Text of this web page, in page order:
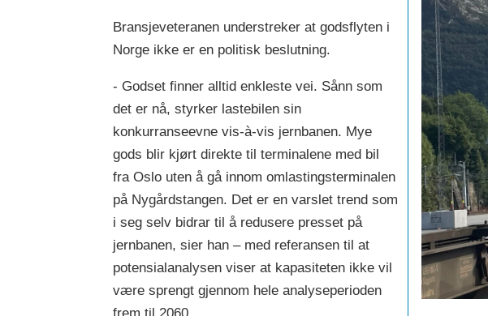
Bransjeveteranen understreker at godsflyten i
Norge ikke er en politisk beslutning.
- Godset finner alltid enkleste vei. Sånn som
det er nå, styrker lastebilen sin
konkurranseevne vis-à-vis jernbanen. Mye
gods blir kjørt direkte til terminalene med bil
fra Oslo uten å gå innom omlastingsterminalen
på Nygårdstangen. Det er en varslet trend som
i seg selv bidrar til å redusere presset på
jernbanen, sier han – med referansen til at
potensialanalysen viser at kapasiteten ikke vil
være sprengt gjennom hele analyseperioden